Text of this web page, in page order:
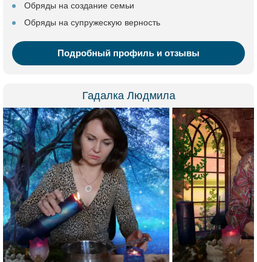
Обряды на создание семьи
Обряды на супружескую верность
Подробный профиль и отзывы
Гадалка Людмила